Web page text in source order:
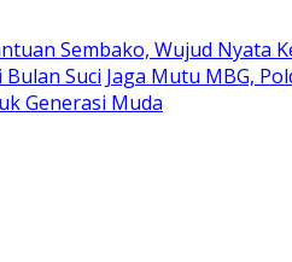
Sembako, Wujud Nyata
Bulan Suci Jaga Mutu MBG,
Generasi Muda